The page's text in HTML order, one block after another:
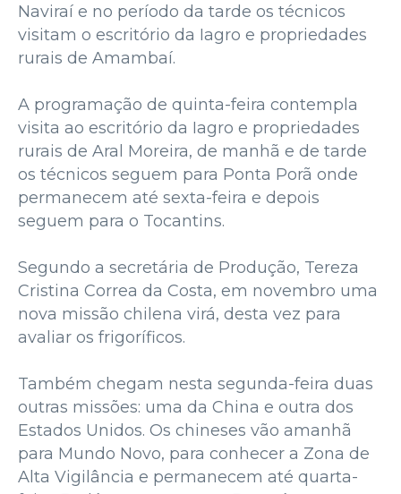
Naviraí e no período da tarde os técnicos
visitam o escritório da Iagro e propriedades
rurais de Amambaí.
A programação de quinta-feira contempla
visita ao escritório da Iagro e propriedades
rurais de Aral Moreira, de manhã e de tarde
os técnicos seguem para Ponta Porã onde
permanecem até sexta-feira e depois
seguem para o Tocantins.
Segundo a secretária de Produção, Tereza
Cristina Correa da Costa, em novembro uma
nova missão chilena virá, desta vez para
avaliar os frigoríficos.
Também chegam nesta segunda-feira duas
outras missões: uma da China e outra dos
Estados Unidos. Os chineses vão amanhã
para Mundo Novo, para conhecer a Zona de
Alta Vigilância e permanecem até quarta-